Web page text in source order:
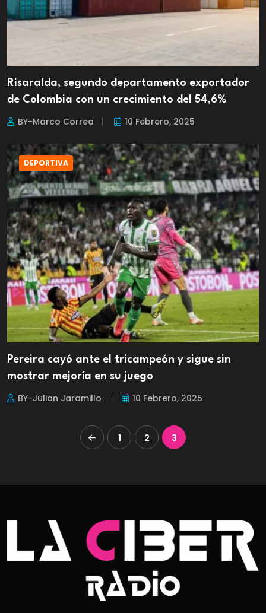
Risaralda, segundo departamento exportador
de Colombia con un crecimiento del 54,6%
BY-Marco Correa 10 Febrero, 2025
DEPORTIVA
Pereira cayó ante el tricampeón y sigue sin
mostrar mejoría en su juego
BY-Julian Jaramillo 10 Febrero, 2025
1 2 3